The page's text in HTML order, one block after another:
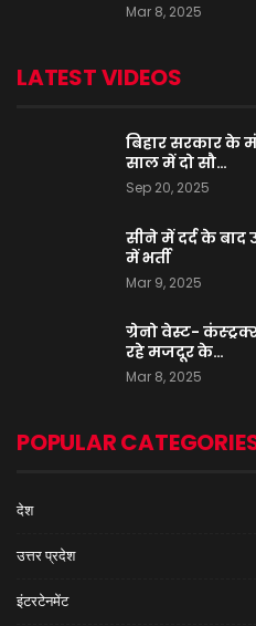
Mar 8, 2025
LATEST VIDEOS
बिहार सरकार के
साल में दो सौ…
Sep 20, 2025
सीने में दर्द के बाद
में भर्ती
Mar 9, 2025
ग्रेनो वेस्ट-
रहे मजदूर के…
Mar 8, 2025
POPULAR
देश
उत्तर प्रदेश
इंटरटेनमेंट